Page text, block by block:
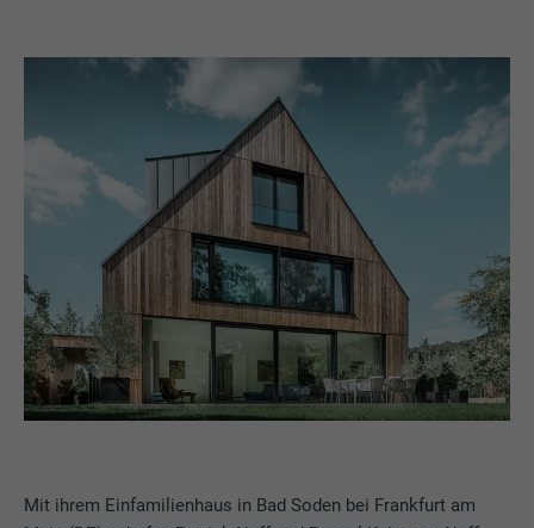
Mit ihrem Einfamilienhaus in Bad Soden bei Frankfurt am